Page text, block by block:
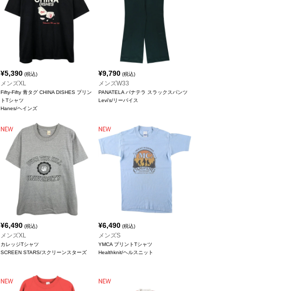
¥5,390 (税込)
メンズXL
Fifty-Fifty 青タグ CHINA DISHES プリン
トTシャツ
Hanes/ヘインズ
¥9,790 (税込)
メンズW33
PANATELA パナテラ スラックスパンツ
Levi's/リーバイス
¥6,490 (税込)
メンズXL
カレッジTシャツ
SCREEN STARS/スクリーンスターズ
¥6,490 (税込)
メンズS
YMCA プリントTシャツ
Healthknit/ヘルスニット